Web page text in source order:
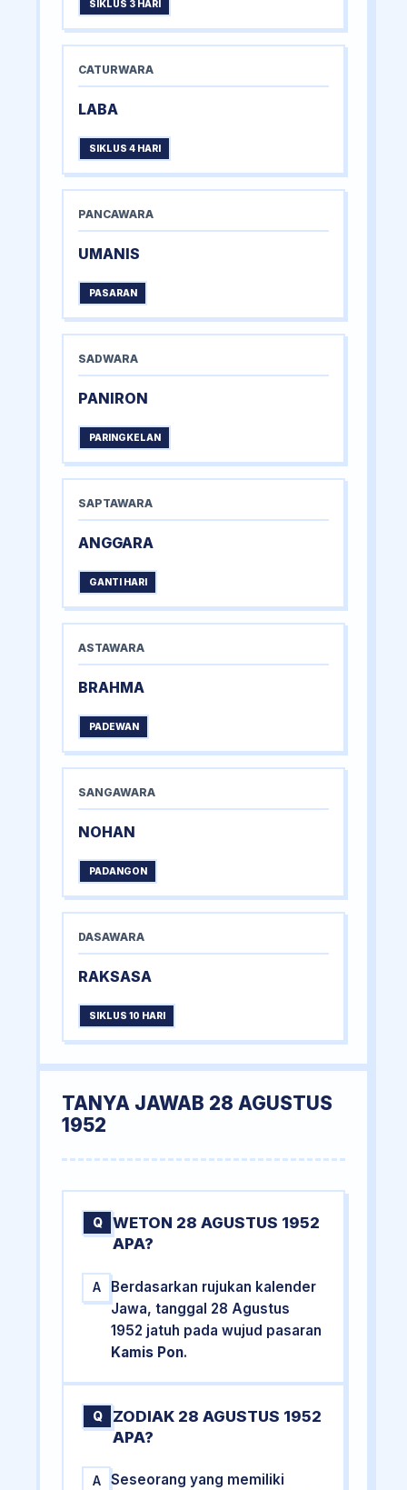
SIKLUS 3 HARI
CATURWARA
LABA
SIKLUS 4 HARI
PANCAWARA
UMANIS
PASARAN
SADWARA
PANIRON
PARINGKELAN
SAPTAWARA
ANGGARA
GANTI HARI
ASTAWARA
BRAHMA
PADEWAN
SANGAWARA
NOHAN
PADANGON
DASAWARA
RAKSASA
SIKLUS 10 HARI
TANYA JAWAB 28 AGUSTUS
1952
Q
WETON 28 AGUSTUS 1952
APA?
A
Berdasarkan rujukan kalender
Jawa, tanggal 28 Agustus
1952 jatuh pada wujud pasaran
Kamis Pon.
Q
ZODIAK 28 AGUSTUS 1952
APA?
A
Seseorang yang memiliki